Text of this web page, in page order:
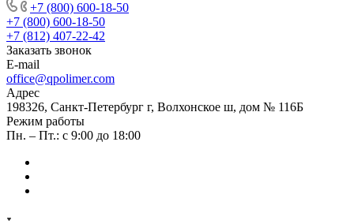
+7 (800) 600-18-50
+7 (800) 600-18-50
+7 (812) 407-22-42
Заказать звонок
E-mail
office@qpolimer.com
Адрес
198326, Санкт-Петербург г, Волхонское ш, дом № 116Б
Режим работы
Пн. – Пт.: с 9:00 до 18:00